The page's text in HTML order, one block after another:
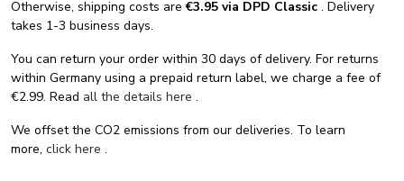
Otherwise, shipping costs are€3.95 via DPD Classic . Delivery
takes 1-3 business days.
You can return your order within 30 days of delivery. For returns
within Germany using a prepaid return label, we charge a fee of
€2.99. Read all the details here .
We offset the CO2 emissions from our deliveries. To learn
more, click here .